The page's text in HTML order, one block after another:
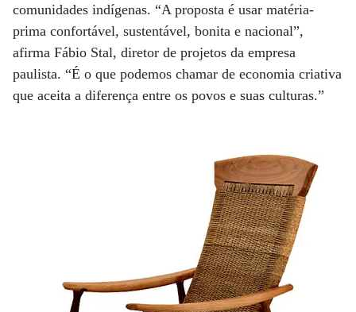
comunidades indígenas. “A proposta é usar matéria-
prima confortável, sustentável, bonita e nacional”,
afirma Fábio Stal, diretor de projetos da empresa
paulista. “É o que podemos chamar de economia criativa
que aceita a diferença entre os povos e suas culturas.”